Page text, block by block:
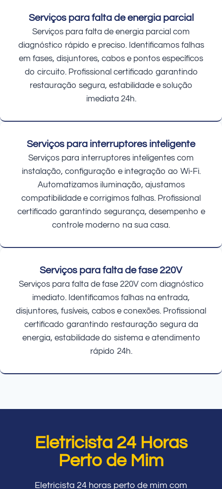
Serviços para falta de energia parcial
Serviços para falta de energia parcial com
diagnóstico rápido e preciso. Identificamos falhas
em fases, disjuntores, cabos e pontos específicos
do circuito. Profissional certificado garantindo
restauração segura, estabilidade e solução
imediata 24h.
Serviços para interruptores inteligente
Serviços para interruptores inteligentes com
instalação, configuração e integração ao Wi-Fi.
Automatizamos iluminação, ajustamos
compatibilidade e corrigimos falhas. Profissional
certificado garantindo segurança, desempenho e
controle moderno na sua casa.
Serviços para falta de fase 220V
Serviços para falta de fase 220V com diagnóstico
imediato. Identificamos falhas na entrada,
disjuntores, fusíveis, cabos e conexões. Profissional
certificado garantindo restauração segura da
energia, estabilidade do sistema e atendimento
rápido 24h.
Eletricista 24 Horas
Perto de Mim
Eletricista 24 horas perto de mim com